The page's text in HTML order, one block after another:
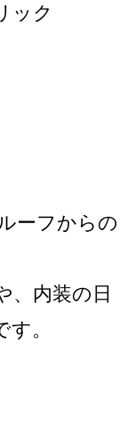
ック
ーフからの
、内装の日
。